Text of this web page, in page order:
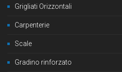
Grigliati Orizzontali
Carpenterie
Scale
Gradino rinforzato